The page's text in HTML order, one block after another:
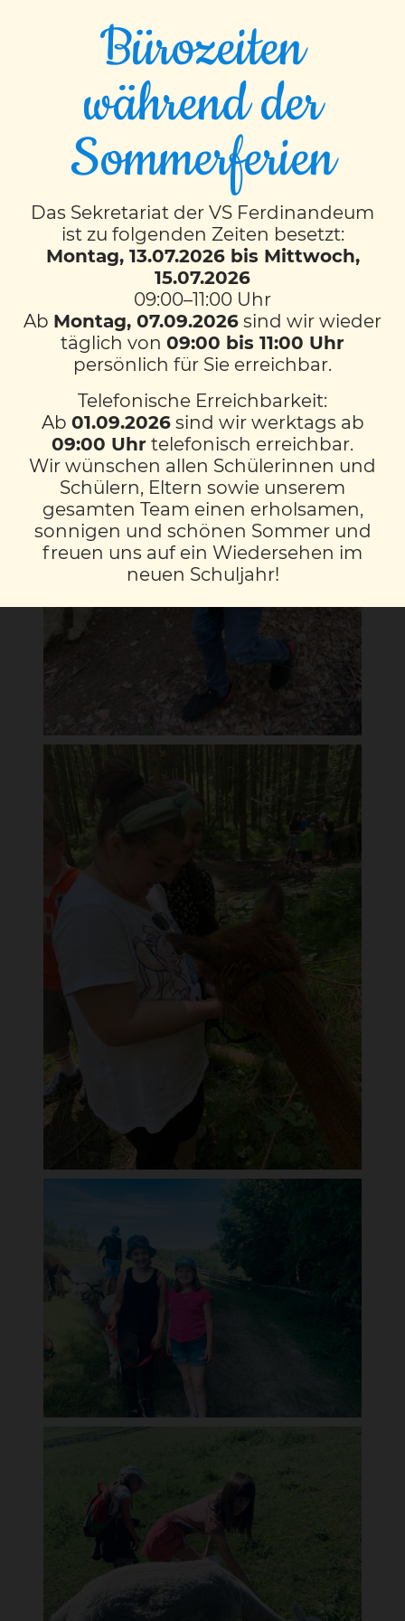
Alpakawanderung 4M
Ein unvergesslicher Ausflug! Die 4M-Klasse
durfte einiges über die süßen, flauschigen,
aber auch sturen Alpakas erfahren und
anschließend mit ihnen durch den Wald
Bürozeiten
während der
Sommerferien
Das Sekretariat der VS Ferdinandeum
ist zu folgenden Zeiten besetzt:
Montag, 13.07.2026 bis Mittwoch,
15.07.2026
09:00–11:00 Uhr
Ab Montag, 07.09.2026 sind wir wieder
täglich von 09:00 bis 11:00 Uhr
persönlich für Sie erreichbar.
Telefonische Erreichbarkeit:
Ab 01.09.2026sind wir werktags ab
09:00 Uhr telefonisch erreichbar.
Wir wünschen allen Schülerinnen und
Schülern, Eltern sowie unserem
gesamten Team einen erholsamen,
sonnigen und schönen Sommer und
freuen uns auf ein Wiedersehen im
neuen Schuljahr!